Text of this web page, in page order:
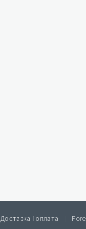
Доставка і оплата |